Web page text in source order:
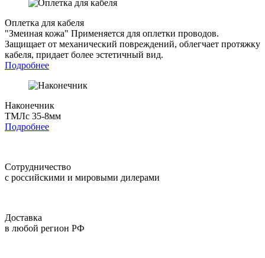
Оплетка для кабеля
"Змеиная кожа" Применяется для оплетки проводов.
Защищает от механический повреждений, облегчает протяжку
кабеля, придает более эстетичный вид.
Подробнее
Наконечник
ТМЛс 35-8мм
Подробнее
Сотрудничество
с российскими и мировыми дилерами
Доставка
в любой регион РФ